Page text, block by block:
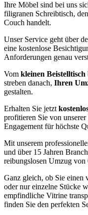
Ihre Möbel sind bei uns
filigranen Schreibtisch,
Couch handelt.
Unser Service geht über
eine kostenlose
Anforderungen genau
Vom kleinen Beistelltisch
streben danach, Ihren
gestalten.
Erhalten Sie jetzt
profitieren Sie von
Engagement für höchste
Mit unserem
und über 15 Jahren
reibungslosen Umzug von
Ganz gleich, ob Sie einen
oder nur einzelne Stücke
empfindliche Vitrine
finden Sie den perfekten